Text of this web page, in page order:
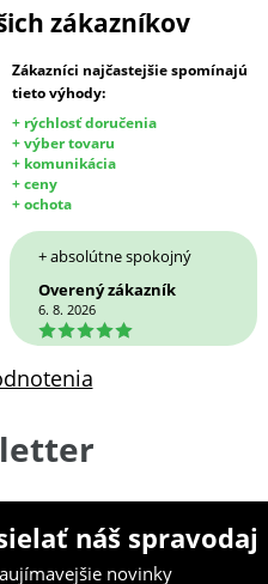
zákazníkov
Zákazníci najčastejšie spomínajú
tieto výhody:
+ rýchlosť doručenia
+ výber tovaru
+ komunikácia
+ ceny
+ ochota
+ absolútne spokojný
Overený zákazník
6. 8. 2026
5
náš spravodaj
novinky